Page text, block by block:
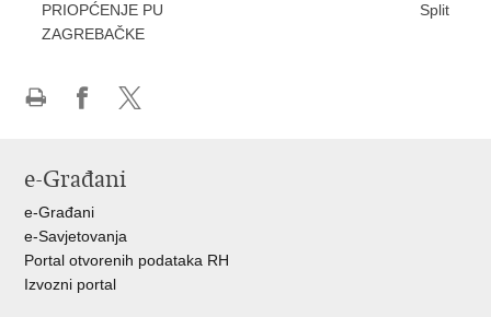
PRIOPĆENJE PU
ZAGREBAČKE
Split
Facebooku
X-
e-Građani
e-Građani
e-Savjetovanja
Portal otvorenih podataka RH
Izvozni portal